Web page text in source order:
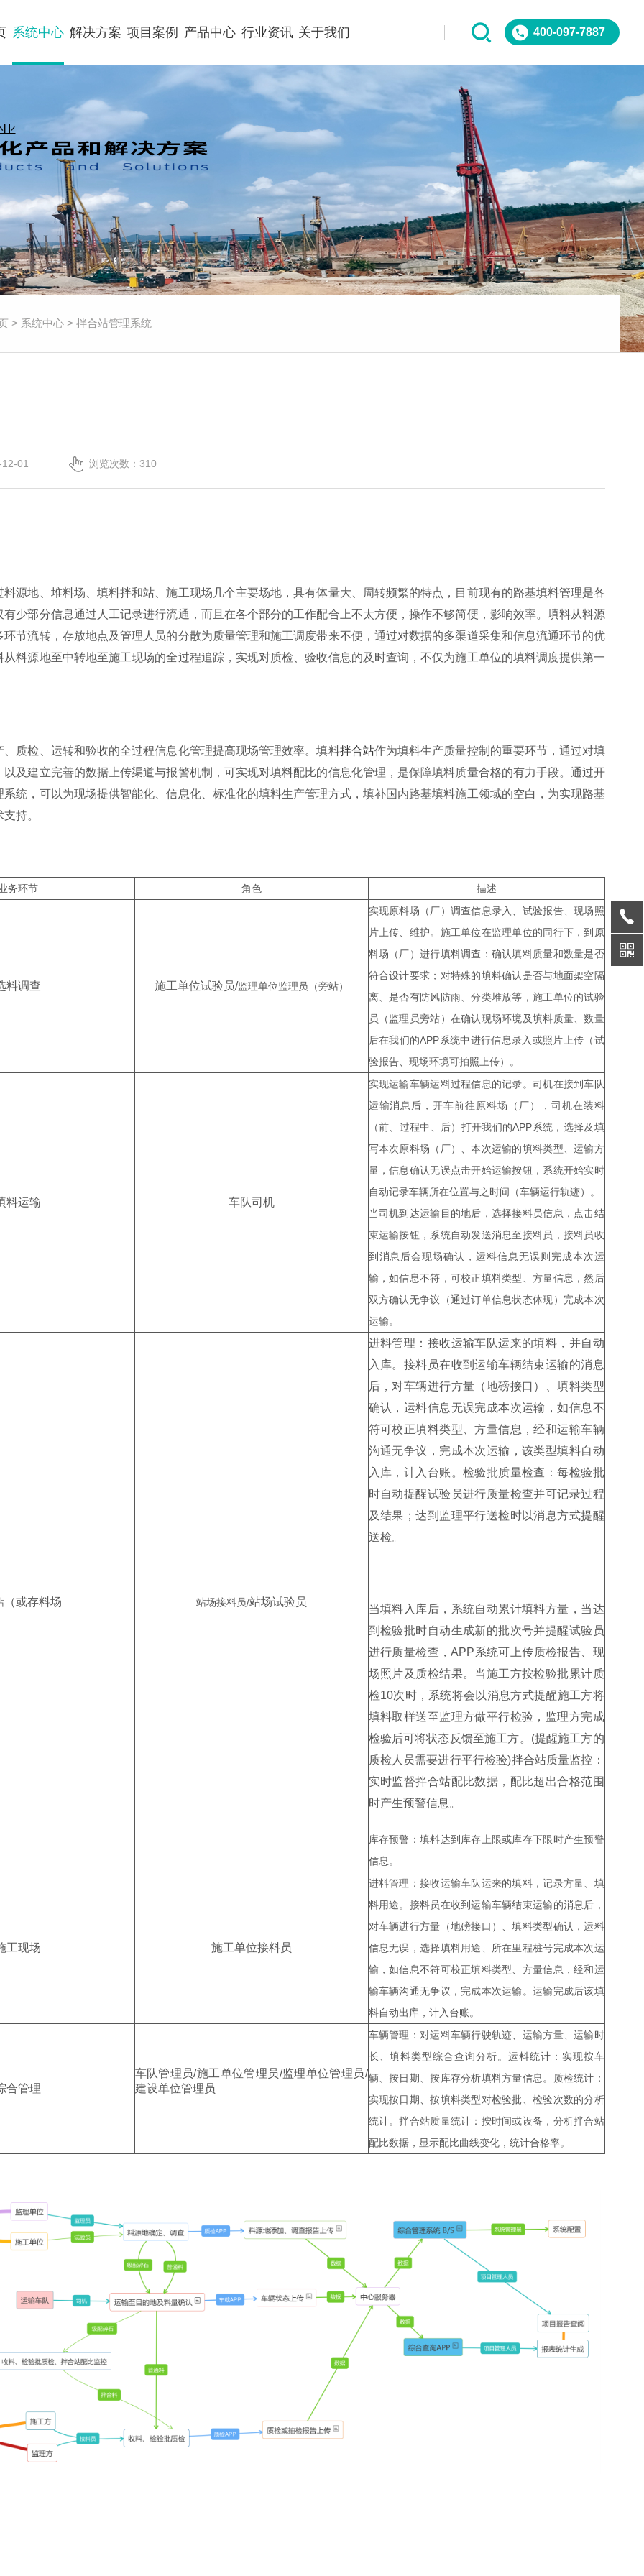
400-097-7887
系统中心 解决方案 项目案例 产品中心 行业资讯 关于我们
> 系统中心> 拌合站管理系统
01 浏览次数： 310
料源地、堆料场、填料拌和站、施工现场几个主要场地，具有体量大、周转频繁的特点，目前现有的路基填料管理是各
有少部分信息通过人工记录进行流通，而且在各个部分的工作配合上不太方便，操作不够简便，影响效率。填料从料源
环节流转，存放地点及管理人员的分散为质量管理和施工调度带来不便，通过对数据的多渠道采集和信息流通环节的优
从料源地至中转地至施工现场的全过程追踪，实现对质检、验收信息的及时查询，不仅为施工单位的填料调度提供第一
、质检、运转和验收的全过程信息化管理提高现场管理效率。填料拌合站作为填料生产质量控制的重要环节，通过对填
以及建立完善的数据上传渠道与报警机制，可实现对填料配比的信息化管理，是保障填料质量合格的有力手段。通过开
系统，可以为现场提供智能化、信息化、标准化的填料生产管理方式，填补国内路基填料施工领域的空白，为实现路基
持。
务环节 角色 描述
料调查 施工单位试验员/监理单位监理员 （旁站）
实现原料场（厂）调查信息录入、试验报告、现场照
片上传、维护。施工单位在监理单位的同行下，到原
料场（厂）进行填料调查：确认填料质量和数量是否
符合设计要求；对特殊的填料确认是否与地面架空隔
离、是否有防风防雨、分类堆放等，施工单位的试验
员（监理员旁站）在确认现场环境及填料质量、数量
后在我们的APP系统中进行信息录入或照片上传（试
验报告、现场环境可拍照上传）。
料运输 车队司机
实现运输车辆运料过程信息的记录。司机在接到车队
运输消息后，开车前往原料场（厂），司机在装料
（前、过程中、后）打开我们的APP系统，选择及填
写本次原料场（厂）、本次运输的填料类型、运输方
量，信息确认无误点击开始运输按钮，系统开始实时
自动记录车辆所在位置与之时间（车辆运行轨迹）。
当司机到达运输目的地后，选择接料员信息，点击结
束运输按钮，系统自动发送消息至接料员，接料员收
到消息后会现场确认，运料信息无误则完成本次运
输，如信息不符，可校正填料类型、方量信息，然后
双方确认无争议（通过订单信息状态体现）完成本次
运输。
（或存料场 站场接料员/站场试验员
进料管理：接收运输车队运来的填料，并自动
入库。接料员在收到运输车辆结束运输的消息
后，对车辆进行方量（地磅接口）、填料类型
确认，运料信息无误完成本次运输，如信息不
符可校正填料类型、方量信息，经和运输车辆
沟通无争议，完成本次运输，该类型填料自动
入库，计入台账。检验批质量检查：每检验批
时自动提醒试验员进行质量检查并可记录过程
及结果；达到监理平行送检时以消息方式提醒
送检。
当填料入库后，系统自动累计填料方量，当达
到检验批时自动生成新的批次号并提醒试验员
进行质量检查，APP系统可上传质检报告、现
场照片及质检结果。当施工方按检验批累计质
检10次时，系统将会以消息方式提醒施工方将
填料取样送至监理方做平行检验，监理方完成
检验后可将状态反馈至施工方。(提醒施工方的
质检人员需要进行平行检验)拌合站质量监控：
实时监督拌合站配比数据，配比超出合格范围
时产生预警信息。
库存预警：填料达到库存上限或库存下限时产生预警
信息。
工现场 施工单位接料员
进料管理：接收运输车队运来的填料，记录方量、填
料用途。接料员在收到运输车辆结束运输的消息后，
对车辆进行方量（地磅接口）、填料类型确认，运料
信息无误，选择填料用途、所在里程桩号完成本次运
输，如信息不符可校正填料类型、方量信息，经和运
输车辆沟通无争议，完成本次运输。运输完成后该填
料自动出库，计入台账。
合管理
车队管理员/施工单位管理员/监理单位管理员/
建设单位管理员
车辆管理：对运料车辆行驶轨迹、运输方量、运输时
长、填料类型综合查询分析。运料统计：实现按车
辆、按日期、按库存分析填料方量信息。质检统计：
实现按日期、按填料类型对检验批、检验次数的分析
统计。拌合站质量统计：按时间或设备，分析拌合站
配比数据，显示配比曲线变化，统计合格率。